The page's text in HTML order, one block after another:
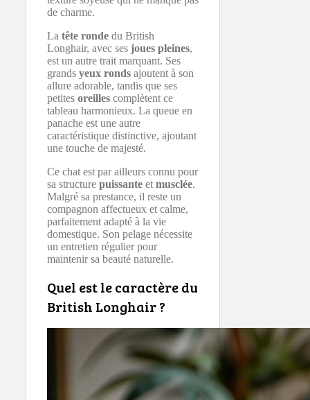
de charme.
La tête ronde du British
Longhair, avec ses joues pleines,
est un autre trait marquant. Ses
grands yeux ronds ajoutent à son
allure adorable, tandis que ses
petites oreilles complètent ce
tableau harmonieux. La queue en
panache est une autre
caractéristique distinctive, ajoutant
une touche de majesté.
Ce chat est par ailleurs connu pour
sa structure puissante etmusclée.
Malgré sa prestance, il reste un
compagnon affectueux et calme,
parfaitement adapté à la vie
domestique. Son pelage nécessite
un entretien régulier pour
maintenir sa beauté naturelle.
Quel est le caractère du
British Longhair ?